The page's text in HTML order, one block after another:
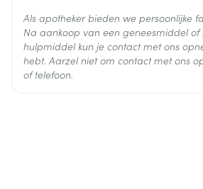
Als apotheker bieden we persoonlijke
Na aankoop van een geneesmiddel of
hulpmiddel kun je contact met ons
hebt. Aarzel niet om contact met ons
of telefoon.